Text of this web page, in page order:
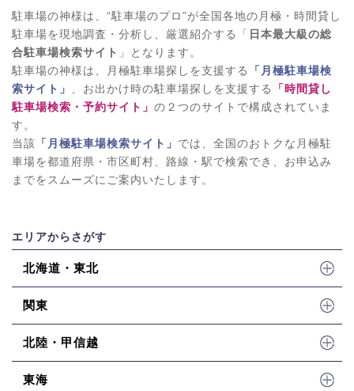
駐車場の神様は、“駐車場のプロ”が全国各地の月極・時間貸し
駐車場を現地調査・分析し、厳選紹介する「 日本最大級の総
合駐車場検索サイト 」となります。
駐車場の神様は、月極駐車場探しを支援する
「月極駐車場検
索サイト」
、お出かけ時の駐車場探しを支援する
「時間貸し
駐車場検索・予約サイト」 の２つのサイトで構成されていま
す。
当該 「月極駐車場検索サイト」 では、全国のおトクな月極駐
車場を都道府県・市区町村、路線・駅で検索でき、お申込み
までをスムーズにご案内いたします。
エリアからさがす
北海道・東北
関東
北陸・甲信越
東海